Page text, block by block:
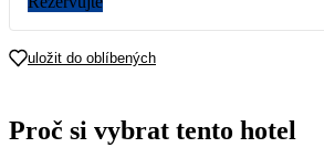
uložit do oblíbených
Proč si vybrat tento hotel